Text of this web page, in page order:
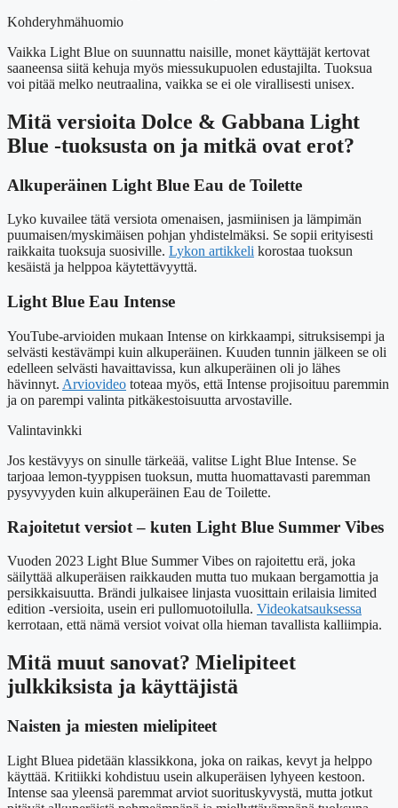
Kohderyhmähuomio
Vaikka Light Blue on suunnattu naisille, monet käyttäjät kertovat
saaneensa siitä kehuja myös miessukupuolen edustajilta. Tuoksua
voi pitää melko neutraalina, vaikka se ei ole virallisesti unisex.
Mitä versioita Dolce & Gabbana Light
Blue -tuoksusta on ja mitkä ovat erot?
Alkuperäinen Light Blue Eau de Toilette
Lyko kuvailee tätä versiota omenaisen, jasmiinisen ja lämpimän
puumaisen/myskimäisen pohjan yhdistelmäksi. Se sopii erityisesti
raikkaita tuoksuja suosiville. Lykon artikkeli korostaa tuoksun
kesäistä ja helppoa käytettävyyttä.
Light Blue Eau Intense
YouTube-arvioiden mukaan Intense on kirkkaampi, sitruksisempi ja
selvästi kestävämpi kuin alkuperäinen. Kuuden tunnin jälkeen se oli
edelleen selvästi havaittavissa, kun alkuperäinen oli jo lähes
hävinnyt. Arviovideo toteaa myös, että Intense projisoituu paremmin
ja on parempi valinta pitkäkestoisuutta arvostaville.
Valintavinkki
Jos kestävyys on sinulle tärkeää, valitse Light Blue Intense. Se
tarjoaa lemon-tyyppisen tuoksun, mutta huomattavasti paremman
pysyvyyden kuin alkuperäinen Eau de Toilette.
Rajoitetut versiot – kuten Light Blue Summer Vibes
Vuoden 2023 Light Blue Summer Vibes on rajoitettu erä, joka
säilyttää alkuperäisen raikkauden mutta tuo mukaan bergamottia ja
persikkaisuutta. Brändi julkaisee linjasta vuosittain erilaisia limited
edition -versioita, usein eri pullomuotoilulla. Videokatsauksessa
kerrotaan, että nämä versiot voivat olla hieman tavallista kalliimpia.
Mitä muut sanovat? Mielipiteet
julkkiksista ja käyttäjistä
Naisten ja miesten mielipiteet
Light Bluea pidetään klassikkona, joka on raikas, kevyt ja helppo
käyttää. Kritiikki kohdistuu usein alkuperäisen lyhyeen kestoon.
Intense saa yleensä paremmat arviot suorituskyvystä, mutta jotkut